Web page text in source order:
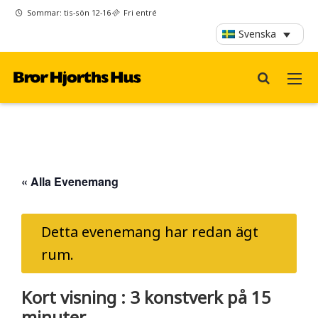
Sommar: tis-sön 12-16 Fri entré
Svenska
« Alla Evenemang
Detta evenemang har redan ägt
rum.
Kort visning : 3 konstverk på 15